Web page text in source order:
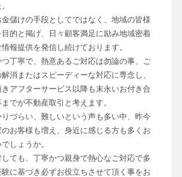
儲けの手段としてではなく、地域の皆様
的と掲げ、日々顧客満足に励み地域密着
報提供を発信し続けております。
つ丁寧で、熱意あるご対応は勿論の事、ご
消またはスピーディーな対応に専念し、
アフターサービス以降も末永いお付き合
でが不動産取引と考えます。
づらい、難しいという声も多い中、昨今
お客様も増え、身近に感じる方も多くお
しょうか。
ても、丁寧かつ親身で熱心なご対応で多
に基づき必ずお役立ちさせて頂く事をお